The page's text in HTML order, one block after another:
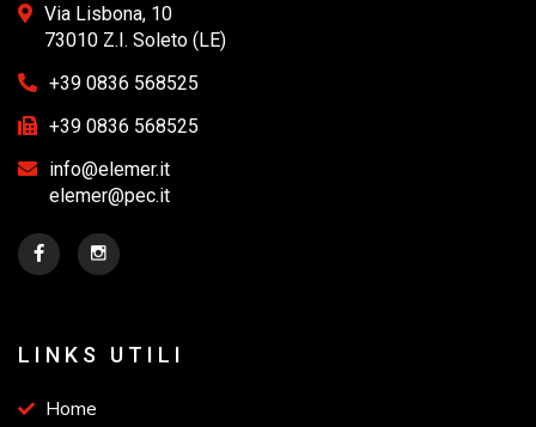
Via Lisbona, 10
73010 Z.I. Soleto (LE)
+39 0836 568525
+39 0836 568525
info@elemer.it
elemer@pec.it
LINKS UTILI
Home